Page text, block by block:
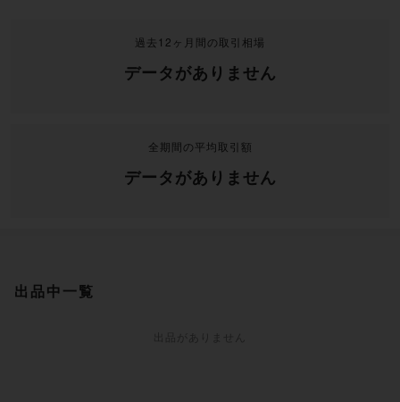
過去12ヶ月間の取引相場
データがありません
全期間の平均取引額
データがありません
出品中一覧